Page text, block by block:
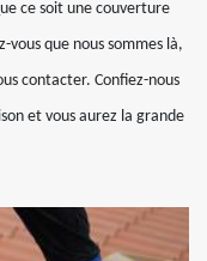
ce soit une couverture
vous que nous sommes là,
contacter. Confiez-nous
et vous aurez la grande